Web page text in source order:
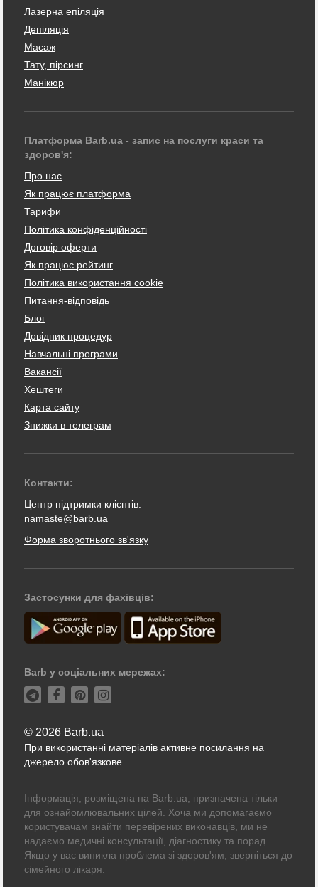
Лазерна епіляція
Депіляція
Масаж
Тату, пірсинг
Манікюр
Платформа Barb.ua - запис на послуги краси та
здоров'я:
Про нас
Як працює платформа
Тарифи
Політика конфіденційності
Договір оферти
Як працює рейтинг
Політика використання cookie
Питання-відповідь
Блог
Довідник процедур
Навчальні програми
Вакансії
Хештеги
Карта сайту
Знижки в телеграм
Контакти:
Центр підтримки клієнтів:
namaste@barb.ua
Форма зворотнього зв'язку
Застосунки для фахівців:
Barb у соціальних мережах:
© 2026 Barb.ua
При використанні матеріалів активне посилання на
джерело обов'язкове
Інформація, розміщена на Barb.ua, призначена тільки
для ознайомлювальних цілей. Хоча ми допомагаємо
користувачам знайти перевірених виконавців, ми не
надаємо медичні консультації, діагностику та порад.
Якщо у вас виникла проблема зі здоров'ям, зверніться до
сімейного лікаря.